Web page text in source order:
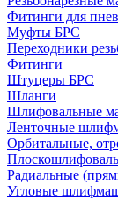
Фитинги для
Муфты БРС
Переходники
Фитинги
Штуцеры БРС
Шланги
Шлифовальные
Ленточные
Орбитальные,
Радиальные
Угловые